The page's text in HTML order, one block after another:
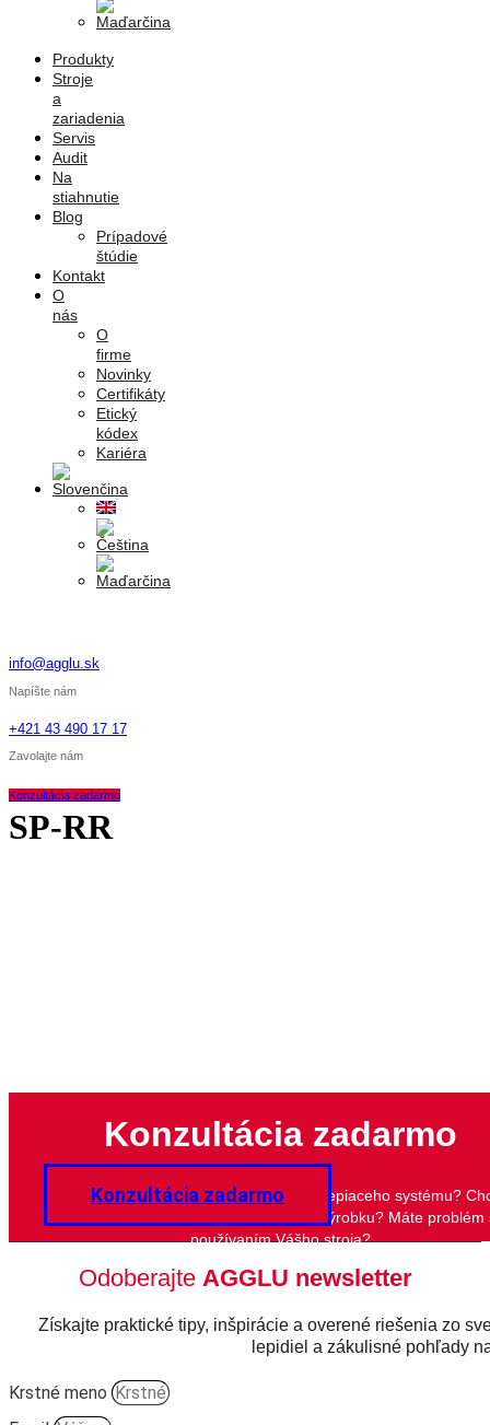
Produkty
Stroje
a
zariadenia
Servis
Audit
Na
stiahnutie
Blog
Prípadové
štúdie
Kontakt
O
nás
O
firme
Novinky
Certifikáty
Etický
kódex
Kariéra
info@agglu.sk
Napíšte nám
+421 43 490 17 17
Zavolajte nám
Konzultácia zadarmo
SP-RR
Konzultácia zadarmo
Potrebujete poradiť s výberom lepidla či lepiaceho systému?
zlepšiť kvalitu lepeného spoja Vášho výrobku? Máte problém
používaním Vášho stroja?
Konzultácia zadarmo
Odoberajte AGGLU newsletter
Získajte praktické tipy, inšpirácie a overené riešenia zo
lepidiel a zákulisné pohľady
Krstné meno